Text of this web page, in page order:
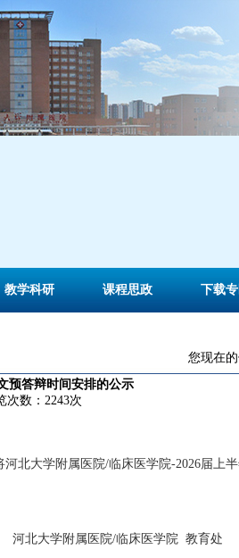
教学科研 课程思政 下载
您现在的
预答辩时间安排的公示
次数：2243次
北大学附属医院/临床医学院-2026届上
河北大学附属医院/临床医学院 教育处